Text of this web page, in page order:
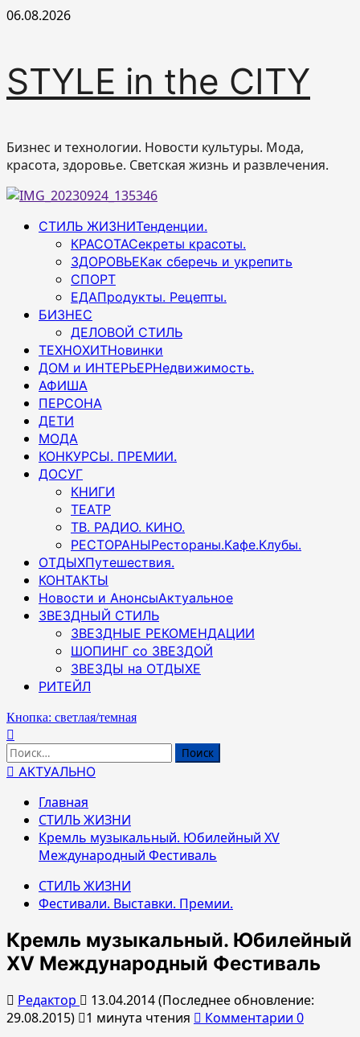
Перейти
06.08.2026
STYLE in the CITY
Бизнес и технологии. Новости культуры. Мода,
красота, здоровье. Светская жизнь и развлечения.
Основное
СТИЛЬ ЖИЗНИТенденции.
КРАСОТАСекреты красоты.
ЗДОРОВЬЕКак сберечь и укрепить
СПОРТ
ЕДАПродукты. Рецепты.
БИЗНЕС
ДЕЛОВОЙ СТИЛЬ
ТЕХНОХИТНовинки
ДОМ и ИНТЕРЬЕРНедвижимость.
АФИША
ПЕРСОНА
ДЕТИ
МОДА
КОНКУРСЫ. ПРЕМИИ.
ДОСУГ
КНИГИ
ТЕАТР
ТВ. РАДИО. КИНО.
РЕСТОРАНЫРестораны.Кафе.Клубы.
ОТДЫХПутешествия.
КОНТАКТЫ
Новости и АнонсыАктуальное
ЗВЕЗДНЫЙ СТИЛЬ
ЗВЕЗДНЫЕ РЕКОМЕНДАЦИИ
ШОПИНГ со ЗВЕЗДОЙ
ЗВЕЗДЫ на ОТДЫХЕ
РИТЕЙЛ
Кнопка: светлая/темная
Найти:
АКТУАЛЬНО
Главная
СТИЛЬ ЖИЗНИ
Кремль музыкальный. Юбилейный XV
Международный Фестиваль
СТИЛЬ ЖИЗНИ
Фестивали. Выставки. Премии.
Кремль музыкальный. Юбилейный
XV Международный Фестиваль
Редактор
13.04.2014 (Последнее обновление:
29.08.2015)
1 минута чтения
Комментарии 0